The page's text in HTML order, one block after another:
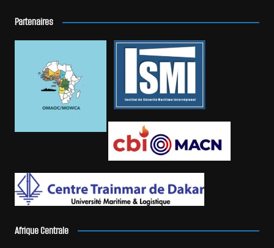
Partenaires
Afrique Centrale